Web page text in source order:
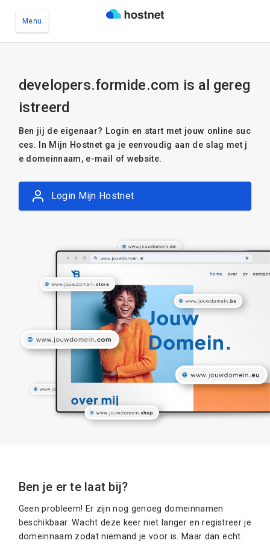
Menu
developers.formide.com is al gereg
istreerd
Ben jij de eigenaar? Login en start met jouw online suc
ces. In Mijn Hostnet ga je eenvoudig aan de slag met j
e domeinnaam, e-mail of website.
Login Mijn Hostnet
Ben je er te laat bij?
Geen probleem! Er zijn nog genoeg domeinnamen
beschikbaar. Wacht deze keer niet langer en registreer je
domeinnaam zodat niemand je voor is. Maar dan echt.